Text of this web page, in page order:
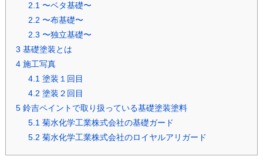
2.1〜ベタ基礎〜
2.2 〜布基礎〜
2.3 〜独立基礎〜
3 基礎塗装とは
4施工写真
4.1塗装１回目
4.2 塗装２回目
5鈴吉ペイントで取り扱っている基礎塗装塗料
5.1菊水化学工業株式会社の基礎ガード
5.2 菊水化学工業株式会社のロイヤルアリガード